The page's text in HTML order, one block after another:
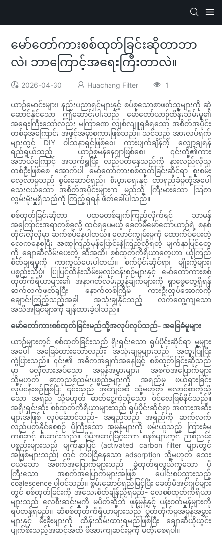
မော်တော်ကားစစ်ထုတ်ခြင်းဆိုတာဘာ
လဲ၊ ဘာကြောင့်အရေးကြီးတာလဲ။
2026-04-30 Huachang Filter 1
ယာဉ်မောင်းများ၊ နည်းပညာရှင်များနှင့် စပ်စုသောစာဖတ်သူများကို ဆွဲ
ဆောင်နိုင်သော ဤဆောင်းပါးသည် မော်တော်ယာဉ်ထိန်းသိမ်းမှု၏
အရေးကြီးသော်လည်း မကြာခဏ လျစ်လျူရှုခံရသော အစိတ်အပိုင်း
တစ်ခုအကြောင်း အဖွင့်အမှာစကားဖြစ်သည်။ သင်သည် အားလပ်ရက်
များတွင် DIY ဝါသနာရှင်ဖြစ်စေ၊ ကားပျက်ချိန်ကို လျှော့ချရန်
ရည်ရွယ်သည့် ယာဉ်စုမန်နေဂျာဖြစ်စေ၊ ၎င်းတို့၏ကား
အဘယ်ကြောင့် အသက်ရှူပြီး လည်ပတ်နေသည်ကို နားလည်လိုသူ
တစ်ဦးဖြစ်စေ အောက်ပါ မော်တော်ကားစစ်ထုတ်ခြင်းဆိုင်ရာ စူးစမ်း
လေ့လာမှုသည် စွမ်းဆောင်ရည်၊ စီးပွားရေးနှင့် တာရှည်ခံမှုတို့အပေါ်
သေးငယ်သော အစိတ်အပိုင်းများက မည်သို့ ကြီးမားသော သြဇာ
လွှမ်းမိုးမှုရှိသည်ကို ကြည့်ရှုရန် ဖိတ်ခေါ်ပါသည်။
စစ်ထုတ်ခြင်းဆိုတာ ပထမတစ်ချက်ကြည့်လိုက်ရင် သာမန်
အကြောင်းအရာတစ်ခုလို့ ထင်ရပေမယ့် ခေတ်မီမော်တော်ယာဉ်ရဲ့ စနစ်
တိုင်းလိုလိုမှာ ဆက်စပ်နေပါတယ်။ လောင်ကျွမ်းမှုကို ထောက်ပံ့ပေးတဲ့
လေကနေစပြီး အဏုကြည့်မှန်ပြောင်းနဲ့ကြည့်လို့ရတဲ့ မျက်နှာပြင်တွေ
ကို ချောဆီလိမ်းပေးတဲ့ ဆီအထိ၊ စစ်ထုတ်ကိရိယာတွေဟာ ယုံကြည်
စိတ်ချရမှုကို ကာကွယ်ပေးပါတယ်။ စက်ပိုင်းဆိုင်ရာ၊ မျိုးကွဲများ၊
ပစ္စည်းသိပ္ပံ၊ ပြုပြင်ထိန်းသိမ်းမှုလုပ်ငန်းစဉ်များနှင့် မော်တော်ကားစစ်
ထုတ်ကိရိယာများ၏ အနာဂတ်လမ်းညွှန်ချက်များကို ရှာဖွေတွေ့ရှိရန်
ဆက်လက်ဖတ်ရှုပြီး နောက်တစ်ကြိမ် ကားဦးထုပ်အောက်ကို
ချောင်းကြည့်သည့်အခါ အသုံးချနိုင်သည့် လက်တွေ့ကျသော
အသိအမြင်များကို ချန်ထားခဲ့ပါသည်။
မော်တော်ကားစစ်ထုတ်ခြင်းမည်သို့အလုပ်လုပ်သည်- အခြေခံမူများ
ယာဉ်များတွင် စစ်ထုတ်ခြင်းသည် ရိုးရှင်းသော ရုပ်ပိုင်းဆိုင်ရာ မူများ
အပေါ် အခြေခံထားသော်လည်း အသုံးချမှုများသည် အထူးပြုပြီး
ကွဲပြားသည်။ ၎င်း၏ အဓိကအချက်အနေဖြင့် စစ်ထုတ်ခြင်းဆိုသည်
မှာ မလိုလားအပ်သော အမှုန်အမွှားများ၊ အစက်အပြောက်များ
သို့မဟုတ် ဓာတုညစ်ညမ်းပစ္စည်းများကို အရည်မှ ဖယ်ရှားခြင်း
လုပ်ငန်းစဉ်ဖြစ်ပြီး ၎င်းသည် အင်ဂျင်ဆီ သို့မဟုတ် လောင်စာကဲ့သို့
သော အရည် သို့မဟုတ် ဓာတ်ငွေ့ကဲ့သို့သော ဝင်လေဖြစ်နိုင်သည်။
အရိုးရှင်းဆုံး စစ်ထုတ်ကိရိယာများသည် ရုပ်ပိုင်းဆိုင်ရာ အတားအဆီး
များအဖြစ် လုပ်ဆောင်သည်- အရည်သည် အရည်ကို ဆက်လက်
လည်ပတ်နိုင်စေစဉ် ပိုကြီးသော အမှုန်များကို ဖမ်းယူသည့် ကြားခံမှ
တစ်ဆင့် စီးဆင်းသည်။ ပိုမိုအဆင့်မြင့်သော စနစ်များတွင် ညစ်ညမ်း
ပစ္စည်းများသည် မျက်နှာပြင် (activated carbon filter များတွင်
အဖြစ်များသည်) တွင် ကပ်ငြိနေသော adsorption သို့မဟုတ် သေး
ငယ်သော အစက်အပြောက်များသည် ခွဲထုတ်ရလွယ်ကူသော ပို
ကြီးသော အစက်အပြောက်များအဖြစ် ပေါင်းစပ်သွားသည့်
coalescence ပါဝင်သည်။ စွမ်းဆောင်ရည်မြင့်ပြီး ခေတ်မီအင်ဂျင်များ
တွင် စစ်ထုတ်ခြင်းကို အသေးစိတ်ချိန်ညှိရမည်- လေစစ်ထုတ်ကိရိယာ
များသည် လေစီးဆင်းမှုကို မပိတ်ဆို့ဘဲ ဖုန်မှုန့်နှင့် ပန်းဝတ်မှုန်များကို
ရပ်တန့်ရမည်။ ဆီစစ်ထုတ်ကိရိယာများသည် ပွတ်တိုက်မှုအမှုန်အမွှား
များနှင့် မီးခိုးများကို ထိန်းသိမ်းထားရမည်ဖြစ်ပြီး ချောဆီယိုယွင်း
ပျက်စီးသည့်အဆင့်အထိ ဖိအားကျဆင်းမှုကို မတိုးစေရပါ။